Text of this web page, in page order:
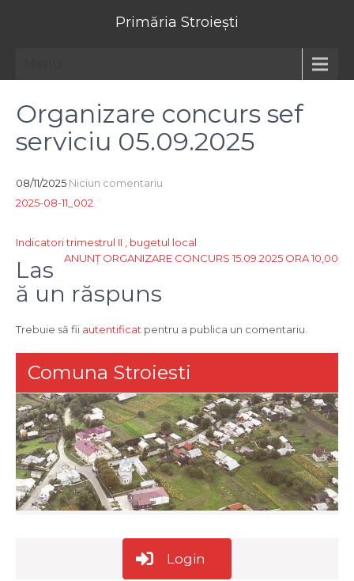
Primăria Stroiești
Organizare concurs sef
serviciu 05.09.2025
08/11/2025 Niciun comentariu
2025-08-11_002
Navigare
în
articole
Indicatori trimestrul II , bugetul local
ANUNȚ ORGANIZARE CONCURS 15.09.2025 ORA 10,00
Las
ă un răspuns
Trebuie să fii autentificat pentru a publica un comentariu.
Comuna Stroiesti
Login